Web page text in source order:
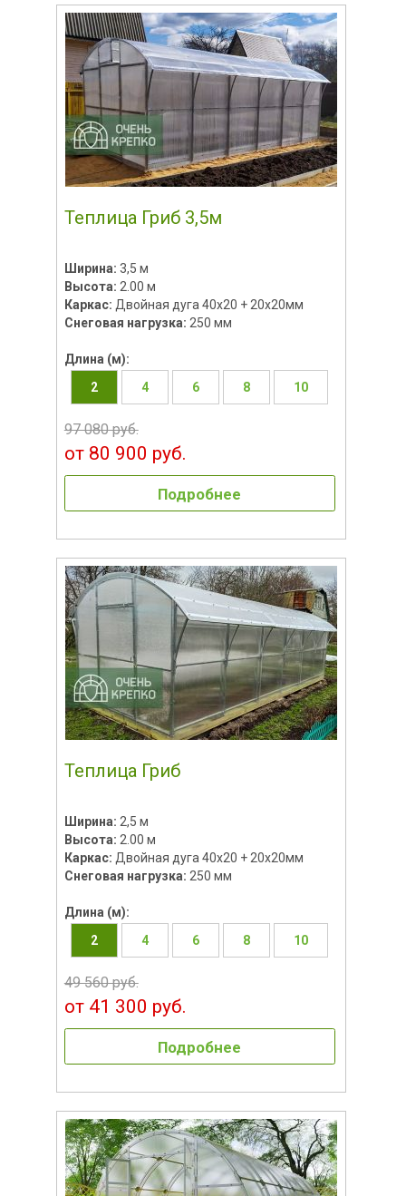
Теплица Гриб 3,5м
Ширина: 3,5 м
Высота: 2.00 м
Каркас: Двойная дуга 40х20 + 20х20мм
Снеговая нагрузка: 250 мм
Длина (м):
2
4 6 8 10
97 080 руб.
от 80 900 руб.
Подробнее
Теплица Гриб
Ширина: 2,5 м
Высота: 2.00 м
Каркас: Двойная дуга 40х20 + 20х20мм
Снеговая нагрузка: 250 мм
Длина (м):
2
4 6 8 10
49 560 руб.
от 41 300 руб.
Подробнее